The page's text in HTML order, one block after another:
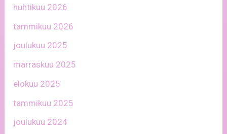
huhtikuu 2026
tammikuu 2026
joulukuu 2025
marraskuu 2025
elokuu 2025
tammikuu 2025
joulukuu 2024